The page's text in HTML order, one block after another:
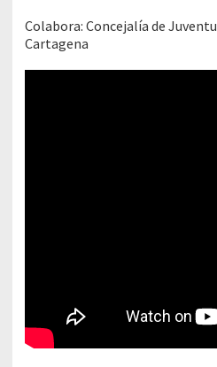
Colabora: Concejalía de
Cartagena